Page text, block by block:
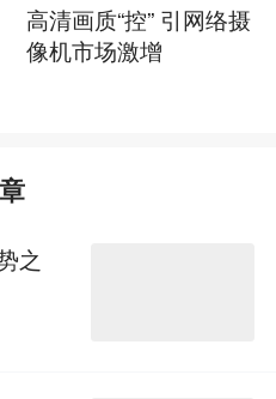
高清画质“控” 引网络摄
像机市场激增
之